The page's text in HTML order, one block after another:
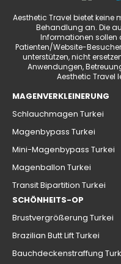
Aesthetic Travel bietet keine
Behandlung an. Die
Informationen sollen
Patienten/Website-
unterstützen, nicht
Anwendungen,
Aesthetic Travel
MAGENVERKLEINERUNG
Schlauchmagen Turkei
Magenbypass Turkei
Mini-Magenbypass Turkei
Magenballon Turkei
Transit Bipartition Turkei
SCHÖNHEITS-OP
Brustvergrößerung Turkei
Brazilian Butt Lift Turkei
Bauchdeckenstraffung